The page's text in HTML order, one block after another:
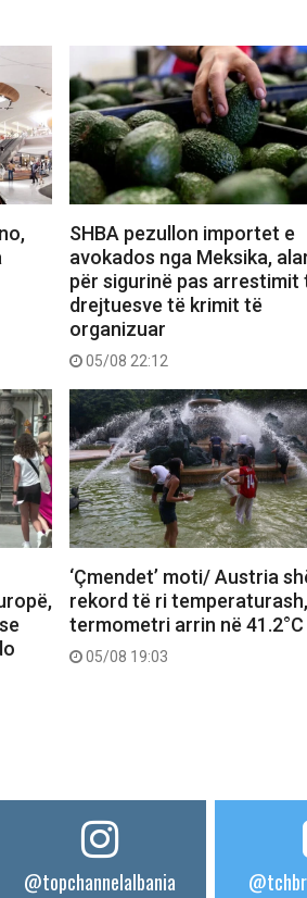
SHBA pezullon importet e
avokados nga Meksika,
për sigurinë pas arrestimit
drejtuesve të krimit të
organizuar
05/08 22:12
‘Çmendet’ moti/ Austria
rekord të ri temperaturash,
termometri arrin në 41.2°C
05/08 19:03
@topchannelalbania